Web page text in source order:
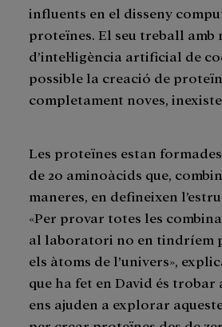
influents en el disseny
proteïnes. El seu treball amb
d’intel·ligència artificial de
possible la creació de
completament noves,
Les proteïnes estan
de 20 aminoàcids que,
maneres, en defineixen
«Per provar totes les
al laboratori no en tindríem
els àtoms de l’univers»,
que ha fet en David és trobar
ens ajuden a explorar